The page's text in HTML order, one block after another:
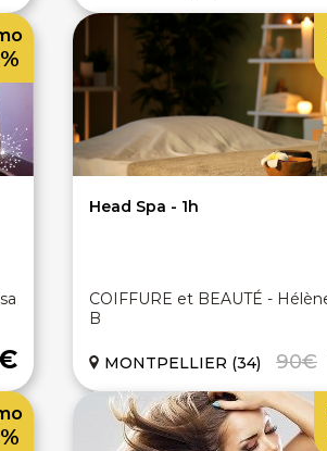
Head Spa - 1h
COIFFURE et BEAUTÉ -
B
90€
MONTPELLIER (34)